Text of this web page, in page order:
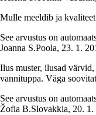
Mulle meeldib ja kvaliteet
See arvustus on
Joanna S.Poola, 23. 1.
Ilus muster, ilusad
vannituppa. Väga
See arvustus on
Žofia B.Slovakkia, 20. 1.